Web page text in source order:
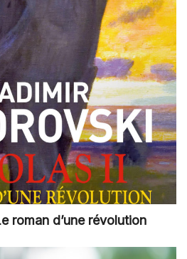
roman d’une révolution